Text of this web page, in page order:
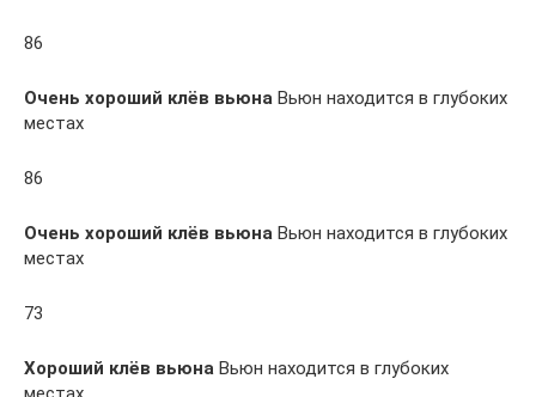
86
Очень хороший клёв вьюна Вьюн находится в глубоких
местах
86
Очень хороший клёв вьюна Вьюн находится в глубоких
местах
73
Хороший клёв вьюна Вьюн находится в глубоких